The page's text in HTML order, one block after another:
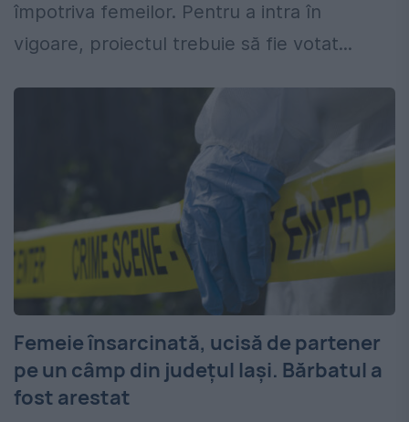
împotriva femeilor. Pentru a intra în
vigoare, proiectul trebuie să fie votat...
Femeie însarcinată, ucisă de partener
pe un câmp din județul Iași. Bărbatul a
fost arestat